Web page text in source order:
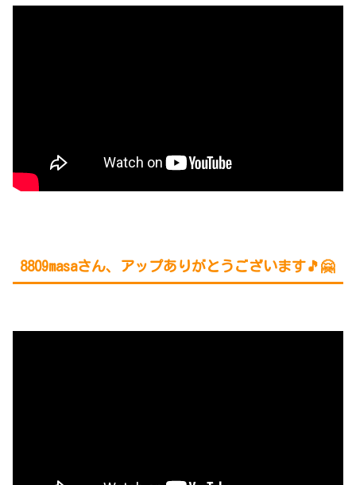
8809masaさん、アップありがとうございます🎵🤗